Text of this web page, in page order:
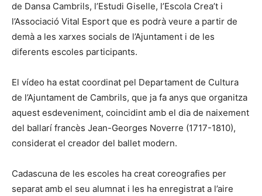
de Dansa Cambrils, l’Estudi Giselle, l’Escola Crea’t i
l’Associació Vital Esport que es podrà veure a partir de
demà a les xarxes socials de l’Ajuntament i de les
diferents escoles participants.
El vídeo ha estat coordinat pel Departament de Cultura
de l’Ajuntament de Cambrils, que ja fa anys que organitza
aquest esdeveniment, coincidint amb el dia de naixement
del ballarí francès Jean-Georges Noverre (1717-1810),
considerat el creador del ballet modern.
Cadascuna de les escoles ha creat coreografies per
separat amb el seu alumnat i les ha enregistrat a l’aire